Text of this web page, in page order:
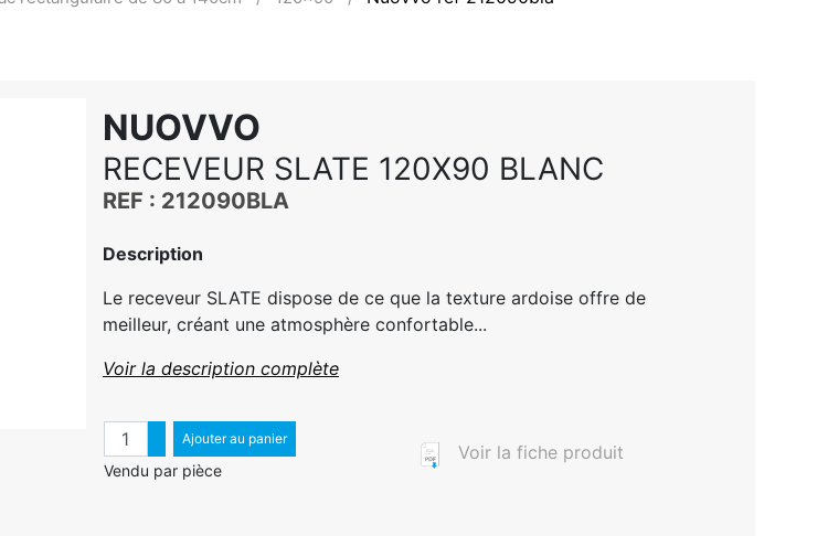
NUOVVO
RECEVEUR SLATE 120X90 BLANC
REF : 212090BLA
Description
Le receveur SLATE dispose de ce que la texture ardoise offre de
meilleur, créant une atmosphère confortable...
Voir la description complète
QuantitéAugmenter quantité
Diminuer quantité
Ajouter au panier
Vendu par pièce
Voir la fiche produit